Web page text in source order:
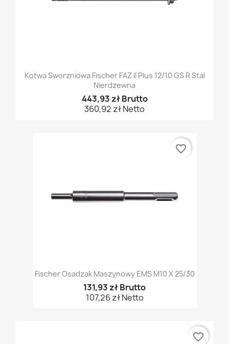
Kotwa Sworzniowa Fischer FAZ II Plus 12/10 GS R Stal
Nierdzewna
443,93 zł Brutto
360,92 zł Netto
Fischer Osadzak Maszynowy EMS M10 X 25/30
131,93 zł Brutto
107,26 zł Netto
favorite_border
favorite_border